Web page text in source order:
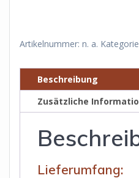
Artikelnummer: n. a.
Beschreibung
Zusätzliche
Lieferumfang: